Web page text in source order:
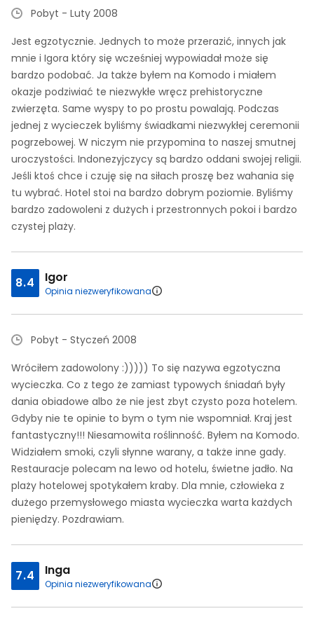
Pobyt - Luty 2008
Jest egzotycznie. Jednych to może przerazić, innych jak
mnie i Igora który się wcześniej wypowiadał może się
bardzo podobać. Ja także byłem na Komodo i miałem
okazje podziwiać te niezwykłe wręcz prehistoryczne
zwierzęta. Same wyspy to po prostu powalają. Podczas
jednej z wycieczek byliśmy świadkami niezwykłej ceremonii
pogrzebowej. W niczym nie przypomina to naszej smutnej
uroczystości. Indonezyjczycy są bardzo oddani swojej religii.
Jeśli ktoś chce i czuję się na siłach proszę bez wahania się
tu wybrać. Hotel stoi na bardzo dobrym poziomie. Byliśmy
bardzo zadowoleni z dużych i przestronnych pokoi i bardzo
czystej plaży.
8.4 Igor
Opinia niezweryfikowana
Pobyt - Styczeń 2008
Wróciłem zadowolony :))))) To się nazywa egzotyczna
wycieczka. Co z tego że zamiast typowych śniadań były
dania obiadowe albo że nie jest zbyt czysto poza hotelem.
Gdyby nie te opinie to bym o tym nie wspomniał. Kraj jest
fantastyczny!!! Niesamowita roślinność. Byłem na Komodo.
Widziałem smoki, czyli słynne warany, a także inne gady.
Restauracje polecam na lewo od hotelu, świetne jadło. Na
plaży hotelowej spotykałem kraby. Dla mnie, człowieka z
dużego przemysłowego miasta wycieczka warta każdych
pieniędzy. Pozdrawiam.
7.4 Inga
Opinia niezweryfikowana